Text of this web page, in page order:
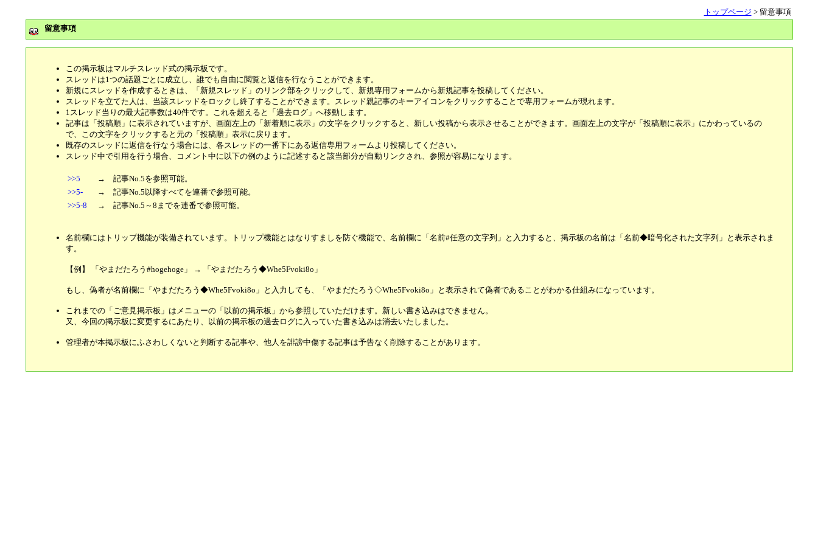
トップページ > 留意事項
留意事項
この掲示板はマルチスレッド式の掲示板です。
スレッドは1つの話題ごとに成立し、誰でも自由に閲覧と返信を行なうことができます。
新規にスレッドを作成するときは、「新規スレッド」のリンク部をクリックして、新規専用フォームから新規記事を投稿してください。
スレッドを立てた人は、当該スレッドをロックし終了することができます。スレッド親記事のキーアイコンをクリックすることで専用フォームが現れます。
1スレッド当りの最大記事数は40件です。これを超えると「過去ログ」へ移動します。
記事は「投稿順」に表示されていますが、画面左上の「新着順に表示」の文字をクリックすると、新しい投稿から表示させることができます。画面左上の文字が「投稿順に表示」にかわっているの
で、この文字をクリックすると元の「投稿順」表示に戻ります。
既存のスレッドに返信を行なう場合には、各スレッドの一番下にある返信専用フォームより投稿してください。
スレッド中で引用を行う場合、コメント中に以下の例のように記述すると該当部分が自動リンクされ、参照が容易になります。
>>5
→ 記事No.5を参照可能。
>>5-
→ 記事No.5以降すべてを連番で参照可能。
>>5-8
→ 記事No.5～8までを連番で参照可能。
名前欄にはトリップ機能が装備されています。トリップ機能とはなりすましを防ぐ機能で、名前欄に「名前#任意の文字列」と入力すると、掲示板の名前は「名前◆暗号化された文字列」と表示されま
す。
【例】 「やまだたろう#hogehoge」 → 「やまだたろう◆Whe5Fvoki8o」
もし、偽者が名前欄に「やまだたろう◆Whe5Fvoki8o」と入力しても、「やまだたろう◇Whe5Fvoki8o」と表示されて偽者であることがわかる仕組みになっています。
これまでの「ご意見掲示板」はメニューの「以前の掲示板」から参照していただけます。新しい書き込みはできません。
又、今回の掲示板に変更するにあたり、以前の掲示板の過去ログに入っていた書き込みは消去いたしました。
管理者が本掲示板にふさわしくないと判断する記事や、他人を誹謗中傷する記事は予告なく削除することがあります。